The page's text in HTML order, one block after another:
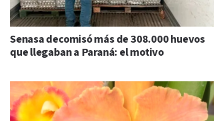
Senasa decomisó más de 308.000 huevos
que llegaban a Paraná: el motivo